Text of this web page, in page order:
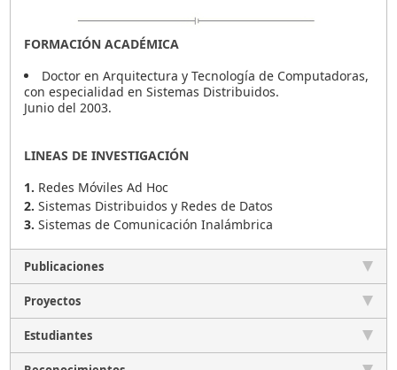
FORMACIÓN ACADÉMICA
Doctor en Arquitectura y Tecnología de Computadoras,
con especialidad en Sistemas Distribuidos.
Junio del 2003.
LINEAS DE INVESTIGACIÓN
1. Redes Móviles Ad Hoc
2.Sistemas Distribuidos y Redes de Datos
3.Sistemas de Comunicación Inalámbrica
Publicaciones
Proyectos
Estudiantes